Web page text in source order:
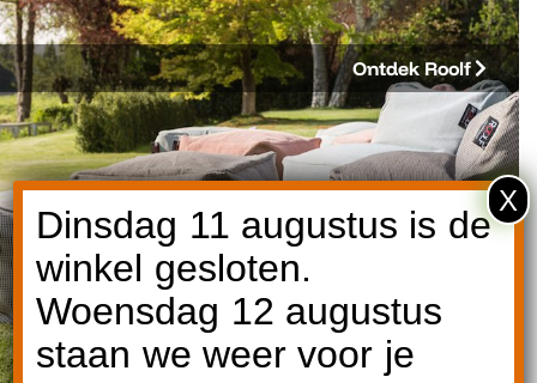
Ontdek Roolf
Dinsdag 11 augustus is de
winkel gesloten.
Woensdag 12 augustus
staan we weer voor je
X